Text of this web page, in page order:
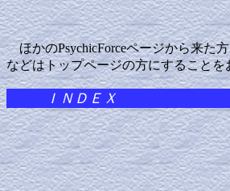
ほかのPsychicForceページから来た
などはトップページの方にすること
ＩＮＤＥＸ